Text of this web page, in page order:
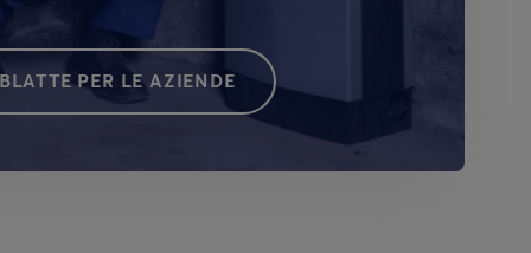
PER LE AZIENDE